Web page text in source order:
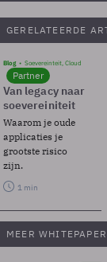
GERELATEERDE
Blog Soevereinteit, Cloud
Partner
Van legacy naar
soevereiniteit
Waarom je oude
applicaties je
grootste risico
zijn.
1 min
MEER